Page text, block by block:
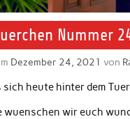
Nummer
Dezember 24, 2021 von
sich heute hinter dem
wuenschen wir euch